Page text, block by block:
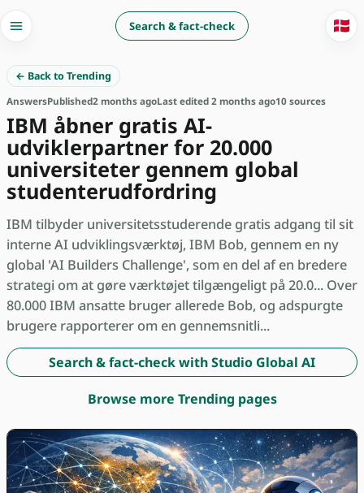
Search & fact-check 🇩🇰
← Back to Trending
AnswersPublished2 months agoLast edited 2 months ago10 sources
IBM åbner gratis AI-
udviklerpartner for 20.000
universiteter gennem global
studenterudfordring
IBM tilbyder universitetsstuderende gratis adgang til sit
interne AI udviklingsværktøj, IBM Bob, gennem en ny
global 'AI Builders Challenge', som en del af en bredere
strategi om at gøre værktøjet tilgængeligt på 20.0... Over
80.000 IBM ansatte bruger allerede Bob, og adspurgte
brugere rapporterer om en gennemsnitli...
Search & fact-check with Studio Global AI
Browse more Trending pages